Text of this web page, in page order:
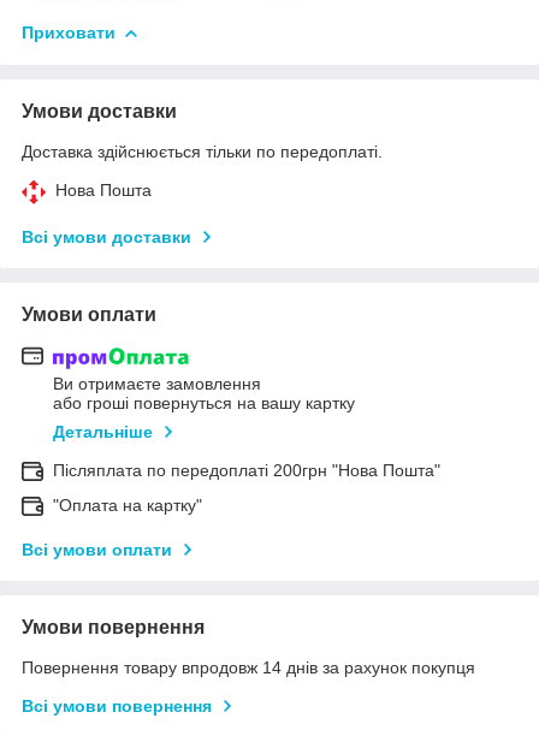
Приховати
Умови доставки
Доставка здійснюється тільки по передоплаті.
Нова Пошта
Всі умови доставки
Умови оплати
Ви отримаєте замовлення
або гроші повернуться на вашу картку
Детальніше
Післяплата по передоплаті 200грн "Нова Пошта"
"Оплата на картку"
Всі умови оплати
Умови повернення
Повернення товару впродовж 14 днів за рахунок покупця
Всі умови повернення